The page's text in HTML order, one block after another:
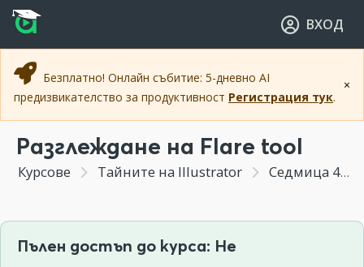
Прескочи към основното съдържание
Прескочи към навигацията
ВХОД
×
Безплатно! Онлайн събитие: 5-дневно AI
предизвикателство за продуктивност Регистрация тук.
Разглеждане на Flare tool
Курсове Тайните на Illustrator Седмица 4 - Запознаване и трикове при създаване на линии, форми и шарки (patterns)
Пълен достъп до курса: Не